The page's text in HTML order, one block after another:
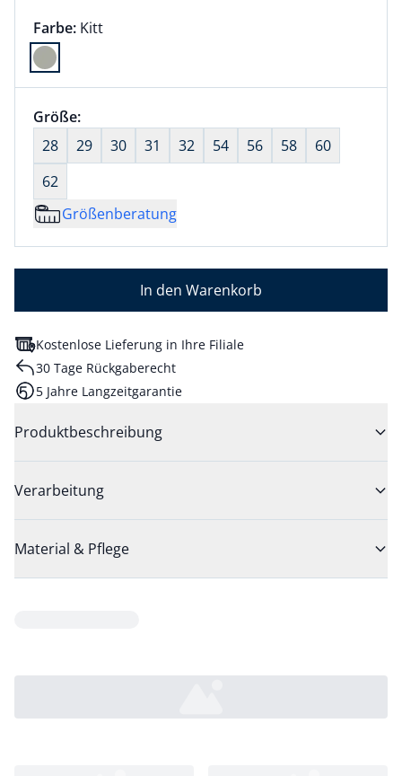
Farbauswahl:
Farbe: aktuell ausgewählt:
Kitt
Farbe Kitt ausgewählt
Größenauswahl:
Größe:nichts ausgewählt
28
29 30 31 32 54 56 58
60
62
Größenberatung
In den Warenkorb
Kostenlose Lieferung in Ihre Filiale
30 Tage Rückgaberecht
5 Jahre Langzeitgarantie
Produktbeschreibung
Verarbeitung
Material & Pflege